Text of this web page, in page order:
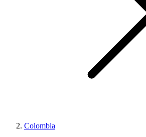
Colombia